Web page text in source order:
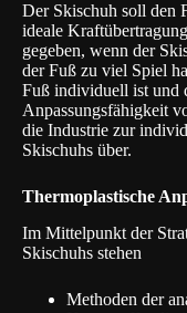
Der Skischuh soll den
ideale
gegeben, wenn der
der Fuß zu viel Spiel
Fuß individuell ist und
Anpassungsfähigkeit
die Industrie zur
Skischuhs über.
Thermoplastische
Im Mittelpunkt der
Skischuhs stehen
Methoden der